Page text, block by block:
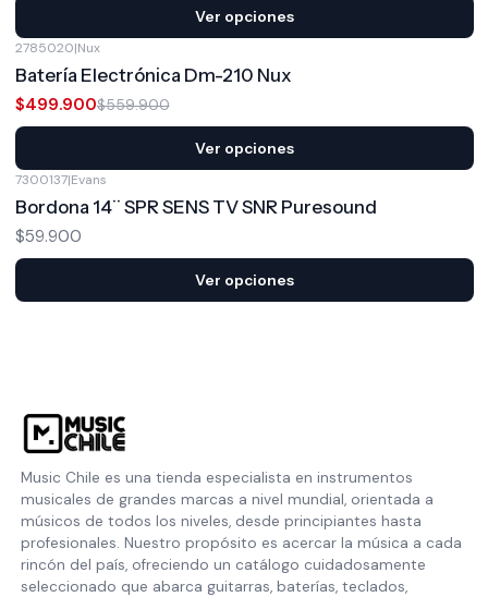
Ver opciones
2785020|Nux
Batería Electrónica Dm-210 Nux
$499.900$559.900
Ver opciones
7300137|Evans
Bordona 14¨ SPR SENS TV SNR Puresound
$59.900
Ver opciones
Music Chile es una tienda especialista en instrumentos
musicales de grandes marcas a nivel mundial, orientada a
músicos de todos los niveles, desde principiantes hasta
profesionales. Nuestro propósito es acercar la música a cada
rincón del país, ofreciendo un catálogo cuidadosamente
seleccionado que abarca guitarras, baterías, teclados,